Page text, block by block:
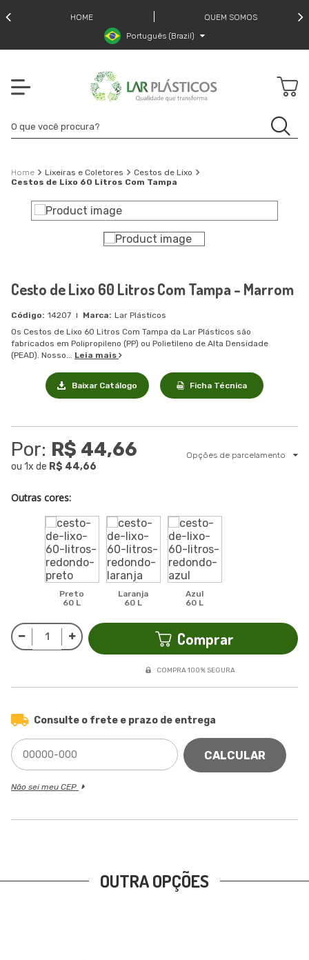
HOME
QUEM SOMOS
Português (Brazil)
Lixeiras e Coletores
Cestos de Lixo
Cestos de Lixo 60 Litros Com Tampa
Cesto de Lixo 60 Litros Com Tampa - Marrom
14207
Lar Plásticos
Os Cestos de Lixo 60 Litros Com Tampa da Lar Plásticos são
fabricados em Polipropileno (PP) ou Polietileno de Alta Densidade
(PEAD). Nosso... Leia mais
Baixar Catálogo Ficha Técnica
Por: R$ 44,66
ou 1x de R$ 44,66
Opções de parcelamento
Outras cores:
Preto
60 L
Laranja
60 L
Azul
60 L
Comprar
COMPRA 100% SEGURA
Consulte o frete e prazo de entrega
CALCULAR
Não sei meu CEP
OUTRA OPÇÕES